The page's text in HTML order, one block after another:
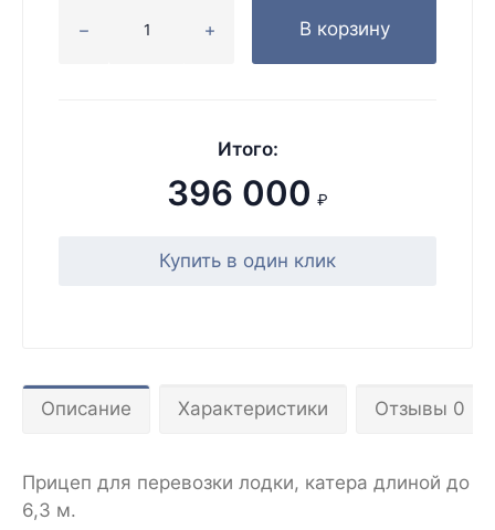
В корзину
Итого:
396 000 ₽
Купить в один клик
Описание Характеристики Отзывы 0
Прицеп для перевозки лодки, катера длиной до
6,3 м.